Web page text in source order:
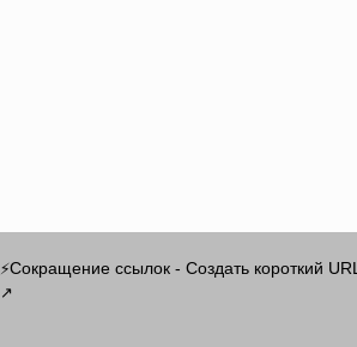
⚡Сокращение ссылок - Создать короткий URL
↗